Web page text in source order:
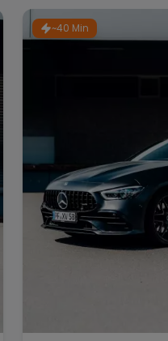
~40 Min